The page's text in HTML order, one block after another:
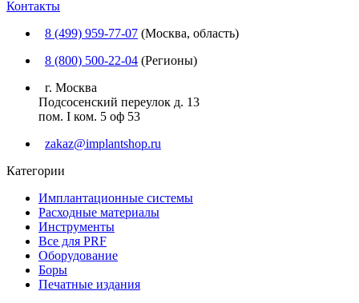
Контакты
8 (499) 959-77-07 (Москва, область)
8 (800) 500-22-04 (Регионы)
г. Москва
Подсосенский переулок д. 13
пом. I ком. 5 оф 53
zakaz@implantshop.ru
Категории
Имплантационные системы
Расходные материалы
Инструменты
Все для PRF
Оборудование
Боры
Печатные издания